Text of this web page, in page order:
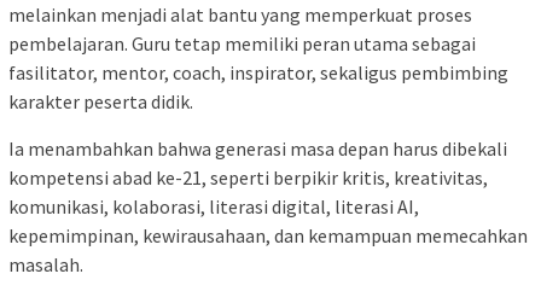
melainkan menjadi alat bantu yang memperkuat proses
pembelajaran. Guru tetap memiliki peran utama sebagai
fasilitator, mentor, coach, inspirator, sekaligus pembimbing
karakter peserta didik.
Ia menambahkan bahwa generasi masa depan harus dibekali
kompetensi abad ke-21, seperti berpikir kritis, kreativitas,
komunikasi, kolaborasi, literasi digital, literasi AI,
kepemimpinan, kewirausahaan, dan kemampuan memecahkan
masalah.